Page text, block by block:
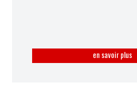
en savoir plus